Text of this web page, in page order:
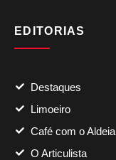
EDITORIAS
Destaques
Limoeiro
Café com o Aldeia
O Articulista